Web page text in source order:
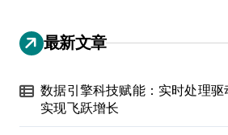
最新文章
数据引擎科技赋能：实时处理驱
实现飞跃增长